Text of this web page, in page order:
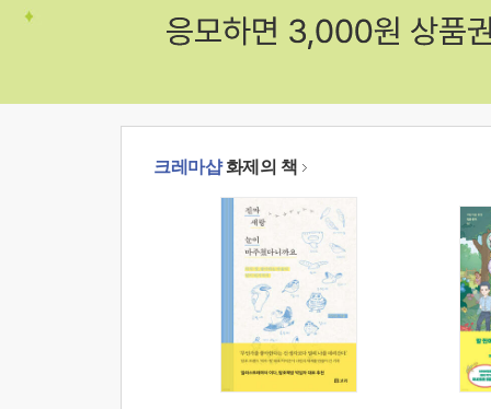
크레마샵화제의 책